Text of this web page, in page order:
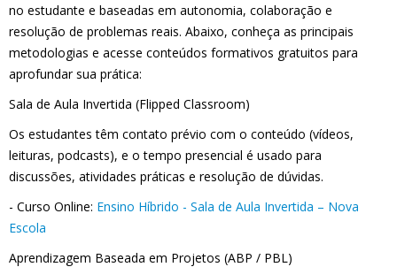
no estudante e baseadas em autonomia, colaboração e
resolução de problemas reais. Abaixo, conheça as principais
metodologias e acesse conteúdos formativos gratuitos para
aprofundar sua prática:
Sala de Aula Invertida (Flipped Classroom)
Os estudantes têm contato prévio com o conteúdo (vídeos,
leituras, podcasts), e o tempo presencial é usado para
discussões, atividades práticas e resolução de dúvidas.
- Curso Online: Ensino Híbrido - Sala de Aula Invertida – Nova
Escola
Aprendizagem Baseada em Projetos (ABP / PBL)